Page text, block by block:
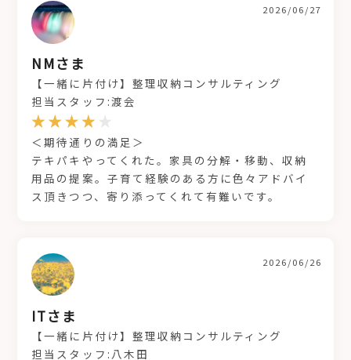
NMさま
2026/06/27
【一緒に片付け】整理収納コンサルティング
担当スタッフ:渡会
＜期待通りの満足＞
テキパキやってくれた。家具の分解・移動、収納
用品の提案。子育て経験のある方に色々アドバイ
ス頂きつつ、寄り添ってくれて有難いです。
ITさま
2026/06/26
【一緒に片付け】整理収納コンサルティング
担当スタッフ:八木田